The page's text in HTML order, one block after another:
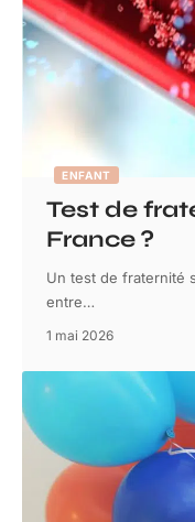
ENFANT
Test de
France ?
Un test de fraternité
entre…
1 mai 2026